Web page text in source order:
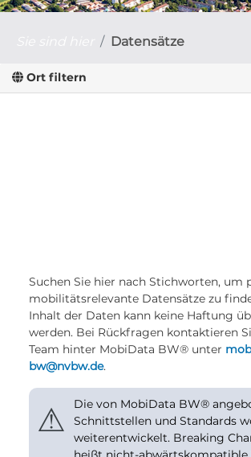
Datensätze
Ort filtern
Suchen Sie hier nach Stichworten, um
mobilitätsrelevante Datensätze zu
Inhalt der Daten kann keine Haftung
werden. Bei Rückfragen kontaktieren
Team hinter MobiData BW® unter
bw@nvbw.de.
⚠
Die von MobiData BW®
Schnittstellen und Standards
weiterentwickelt. Breaking